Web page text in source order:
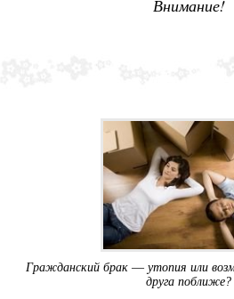
Внимание!
Гражданский брак ― утопия или
друга поближе?